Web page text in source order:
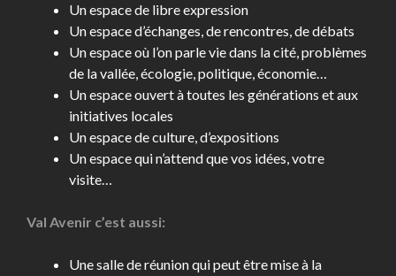
Un espace de libre expression
Un espace d’échanges, de rencontres, de débats
Un espace où l’on parle vie dans la cité, problèmes
de la vallée, écologie, politique, économie…
Un espace ouvert à toutes les générations et aux
initiatives locales
Un espace de culture, d’expositions
Un espace qui n’attend que vos idées, votre
visite…
Val Avenir c’est aussi:
Une salle de réunion qui peut être mise à la